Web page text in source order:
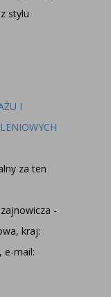
stylu
I
za ten
-
kraj:
e-mail: